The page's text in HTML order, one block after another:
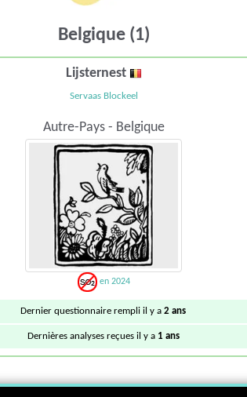
Belgique (1)
Lijsternest
Servaas Blockeel
Autre-Pays - Belgique
en 2024
Dernier questionnaire rempli il y a2 ans
Dernières analyses reçues il y a 1 ans